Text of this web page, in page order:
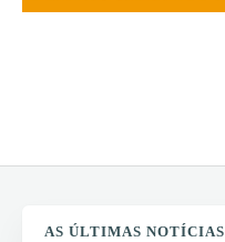
AS ÚLTIMAS NOTÍCIAS